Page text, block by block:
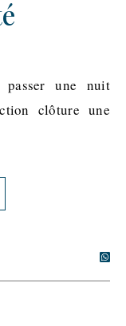
clôture une